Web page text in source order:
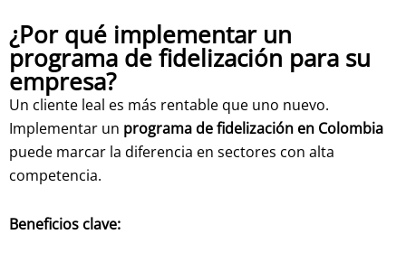
¿Por qué implementar un
programa de fidelización para su
empresa?
Un cliente leal es más rentable que uno nuevo.
Implementar un programa de fidelización en Colombia
puede marcar la diferencia en sectores con alta
competencia.
Beneficios clave: